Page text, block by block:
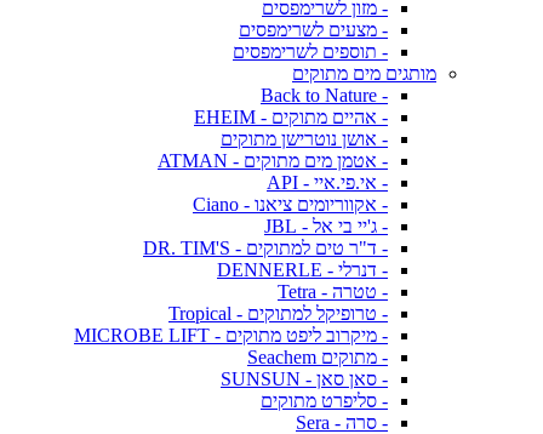
- מזון לשרימפסים
- מצעים לשרימפסים
- תוספים לשרימפסים
מותגים מים מתוקים
- Back to Nature
- אהיים מתוקים - EHEIM
- אושן נוטרישן מתוקים
- אטמן מים מתוקים - ATMAN
- אי.פי.איי - API
- אקווריומים ציאנו - Ciano
- ג'יי בי אל - JBL
- ד"ר טים למתוקים - DR. TIM'S
- דנרלי - DENNERLE
- טטרה - Tetra
- טרופיקל למתוקים - Tropical
- מיקרוב ליפט מתוקים - MICROBE LIFT
- מתוקים Seachem
- סאן סאן - SUNSUN
- סליפרט מתוקים
- סרה - Sera